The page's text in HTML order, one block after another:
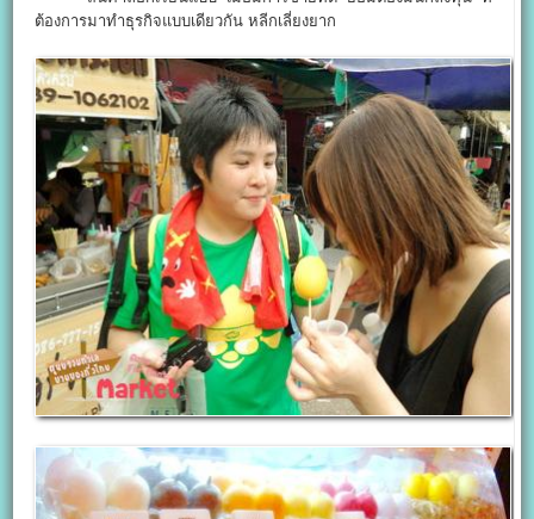
ต้องการมาทำธุรกิจแบบเดียวกัน หลีกเลี่ยงยาก